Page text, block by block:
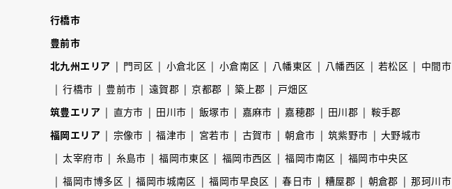
行橋市
豊前市
北九州エリア
門司区 小倉北区 小倉南区 八幡東区 八幡西区 若松区
中間市
行橋市
豊前市 遠賀郡 京都郡 築上郡
戸畑区
筑豊エリア
直方市 田川市 飯塚市 嘉麻市 嘉穂郡 田川郡
鞍手郡
福岡エリア
宗像市 福津市 宮若市 古賀市 朝倉市 筑紫野市
大野城市
太宰府市
糸島市 福岡市東区 福岡市西区 福岡市南区
福岡市中央区
福岡市博多区
福岡市城南区 福岡市早良区 春日市 糟屋郡 朝倉郡
那珂川市